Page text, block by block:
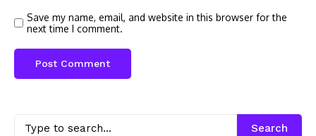
Save my name, email, and website in this browser for the
next time I comment.
Search